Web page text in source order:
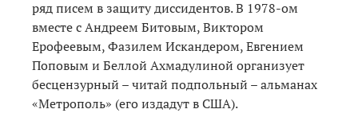
ряд писем в защиту диссидентов. В 1978-ом
вместе с Андреем Битовым, Виктором
Ерофеевым, Фазилем Искандером, Евгением
Поповым и Беллой Ахмадулиной организует
бесцензурный – читай подпольный – альманах
«Метрополь» (его издадут в США).